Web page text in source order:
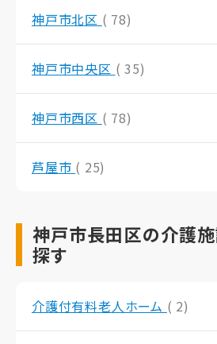
神戸市北区 ( 78)
神戸市中央区 ( 35)
神戸市西区 ( 78)
芦屋市 ( 25)
神戸市長田区の介護
探す
介護付有料老人ホーム ( 2)